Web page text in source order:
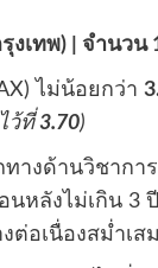
งเทพ) | จำนวน
ไม่น้อยกว่า
ว้ที่ 3.70)
างด้านวิชากา
หลังไม่เกิน 3
อเนื่องสม่ำเส